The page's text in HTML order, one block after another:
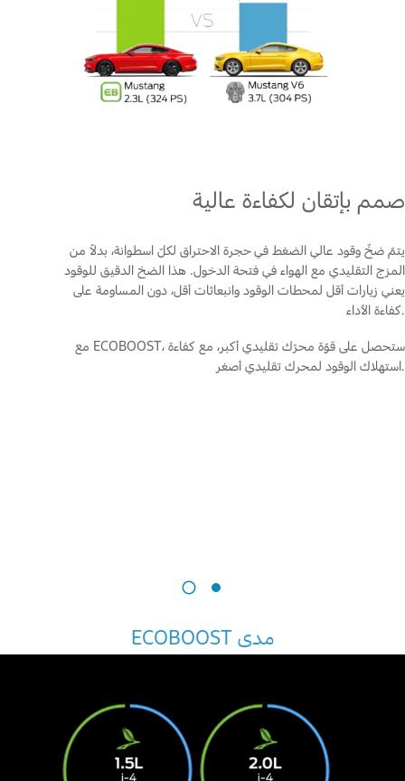
صمم بإتقان لكفاءة عالية
يتمّ ضخّ وقود عالي الضغط في حجرة الاحتراق لكلّ اسطوانة، بدلاً من
المزج التقليدي مع الهواء في فتحة الدخول. هذا الضخ الدقيق للوقود
يعني زيارات أقل لمحطات الوقود وانبعاثات أقل، دون المساومة على
كفاءة الأداء.
مع ECOBOOST، ستحصل على قوّة محرّك تقليدي أكبر، مع كفاءة
استهلاك الوقود لمحرك تقليدي أصغر.
مدى ECOBOOST